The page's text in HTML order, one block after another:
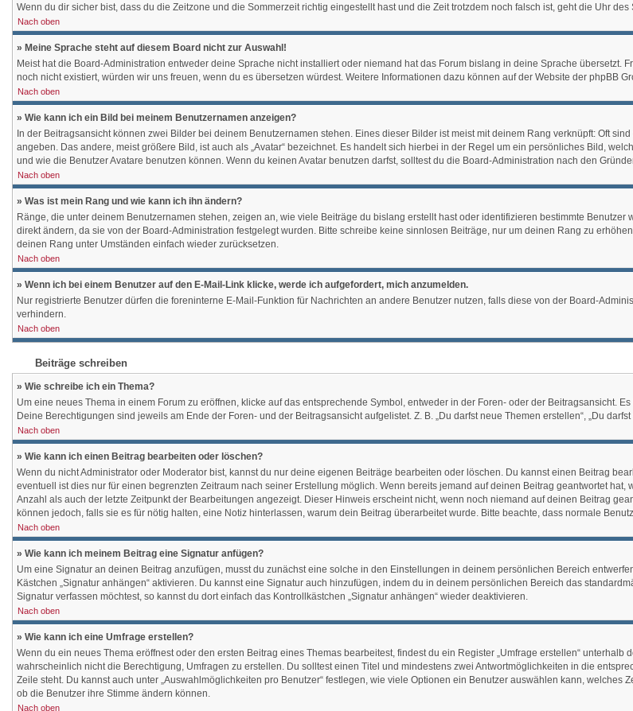
Wenn du dir sicher bist, dass du die Zeitzone und die Sommerzeit richtig eingestellt hast und die Zeit trotzdem noch falsch ist, geht die Uhr
Nach oben
» Meine Sprache steht auf diesem Board nicht zur Auswahl!
Meist hat die Board-Administration entweder deine Sprache nicht installiert oder niemand hat das Forum bislang in deine Sprache übersetzt.
noch nicht existiert, würden wir uns freuen, wenn du es übersetzen würdest. Weitere Informationen dazu können auf der Website der phpBB
Nach oben
» Wie kann ich ein Bild bei meinem Benutzernamen anzeigen?
In der Beitragsansicht können zwei Bilder bei deinem Benutzernamen stehen. Eines dieser Bilder ist meist mit deinem Rang verknüpft: Oft
angeben. Das andere, meist größere Bild, ist auch als „Avatar“ bezeichnet. Es handelt sich hierbei in der Regel um ein persönliches Bild,
und wie die Benutzer Avatare benutzen können. Wenn du keinen Avatar benutzen darfst, solltest du die Board-Administration nach den
Nach oben
» Was ist mein Rang und wie kann ich ihn ändern?
Ränge, die unter deinem Benutzernamen stehen, zeigen an, wie viele Beiträge du bislang erstellt hast oder identifizieren bestimmte
direkt ändern, da sie von der Board-Administration festgelegt wurden. Bitte schreibe keine sinnlosen Beiträge, nur um deinen Rang zu
deinen Rang unter Umständen einfach wieder zurücksetzen.
Nach oben
» Wenn ich bei einem Benutzer auf den E-Mail-Link klicke, werde ich aufgefordert, mich anzumelden.
Nur registrierte Benutzer dürfen die foreninterne E-Mail-Funktion für Nachrichten an andere Benutzer nutzen, falls diese von der Board-
verhindern.
Nach oben
Beiträge schreiben
» Wie schreibe ich ein Thema?
Um eine neues Thema in einem Forum zu eröffnen, klicke auf das entsprechende Symbol, entweder in der Foren- oder der Beitragsansicht.
Deine Berechtigungen sind jeweils am Ende der Foren- und der Beitragsansicht aufgelistet. Z. B. „Du darfst neue Themen erstellen“, „Du
Nach oben
» Wie kann ich einen Beitrag bearbeiten oder löschen?
Wenn du nicht Administrator oder Moderator bist, kannst du nur deine eigenen Beiträge bearbeiten oder löschen. Du kannst einen Beitrag
eventuell ist dies nur für einen begrenzten Zeitraum nach seiner Erstellung möglich. Wenn bereits jemand auf deinen Beitrag geantwortet
Anzahl als auch der letzte Zeitpunkt der Bearbeitungen angezeigt. Dieser Hinweis erscheint nicht, wenn noch niemand auf deinen Beitrag
können jedoch, falls sie es für nötig halten, eine Notiz hinterlassen, warum dein Beitrag überarbeitet wurde. Bitte beachte, dass normale
Nach oben
» Wie kann ich meinem Beitrag eine Signatur anfügen?
Um eine Signatur an deinen Beitrag anzufügen, musst du zunächst eine solche in den Einstellungen in deinem persönlichen Bereich
Kästchen „Signatur anhängen“ aktivieren. Du kannst eine Signatur auch hinzufügen, indem du in deinem persönlichen Bereich das
Signatur verfassen möchtest, so kannst du dort einfach das Kontrollkästchen „Signatur anhängen“ wieder deaktivieren.
Nach oben
» Wie kann ich eine Umfrage erstellen?
Wenn du ein neues Thema eröffnest oder den ersten Beitrag eines Themas bearbeitest, findest du ein Register „Umfrage erstellen“
wahrscheinlich nicht die Berechtigung, Umfragen zu erstellen. Du solltest einen Titel und mindestens zwei Antwortmöglichkeiten in die
Zeile steht. Du kannst auch unter „Auswahlmöglichkeiten pro Benutzer“ festlegen, wie viele Optionen ein Benutzer auswählen kann,
ob die Benutzer ihre Stimme ändern können.
Nach oben